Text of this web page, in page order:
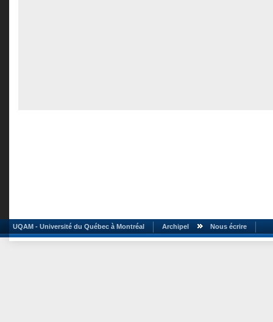
UQAM - Université du Québec à Montréal Archipel Nous écrire